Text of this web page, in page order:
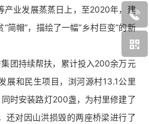
产业发展蒸蒸日上，至2020年，建
简帽”，描绘了一幅“乡村巨变”的新
持续帮扶，累计投入200余万元
展和民生项目，浏河源村13.1公里
时安装路灯200盏，为村里修建了
还对因山洪损毁的两座桥梁进行了